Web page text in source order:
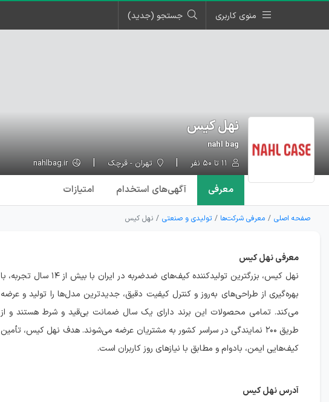
منوی کاربری جستجو (جدید)
نهل کیس
nahl bag
تهران - قرچک nahlbag.ir
معرفی آگهی‌های استخدام امتیازات
صفحه اصلی معرفی شرکت‌ها تولیدی و صنعتی نهل کیس
معرفی نهل کیس
نهل کیس، بزرگترین تولیدکننده کیف‌های ضدضربه در ایران با بیش از ۱۴ سال تجربه، با
بهره‌گیری از طراحی‌های به‌روز و کنترل کیفیت دقیق، جدیدترین مدل‌ها را تولید و عرضه
می‌کند. تمامی محصولات این برند دارای یک سال ضمانت بی‌قید و شرط هستند و از
طریق ۲۰۰ نمایندگی در سراسر کشور به مشتریان عرضه می‌شوند. هدف نهل کیس، تأمین
کیف‌هایی ایمن، بادوام و مطابق با نیازهای روز کاربران است.
آدرس نهل کیس